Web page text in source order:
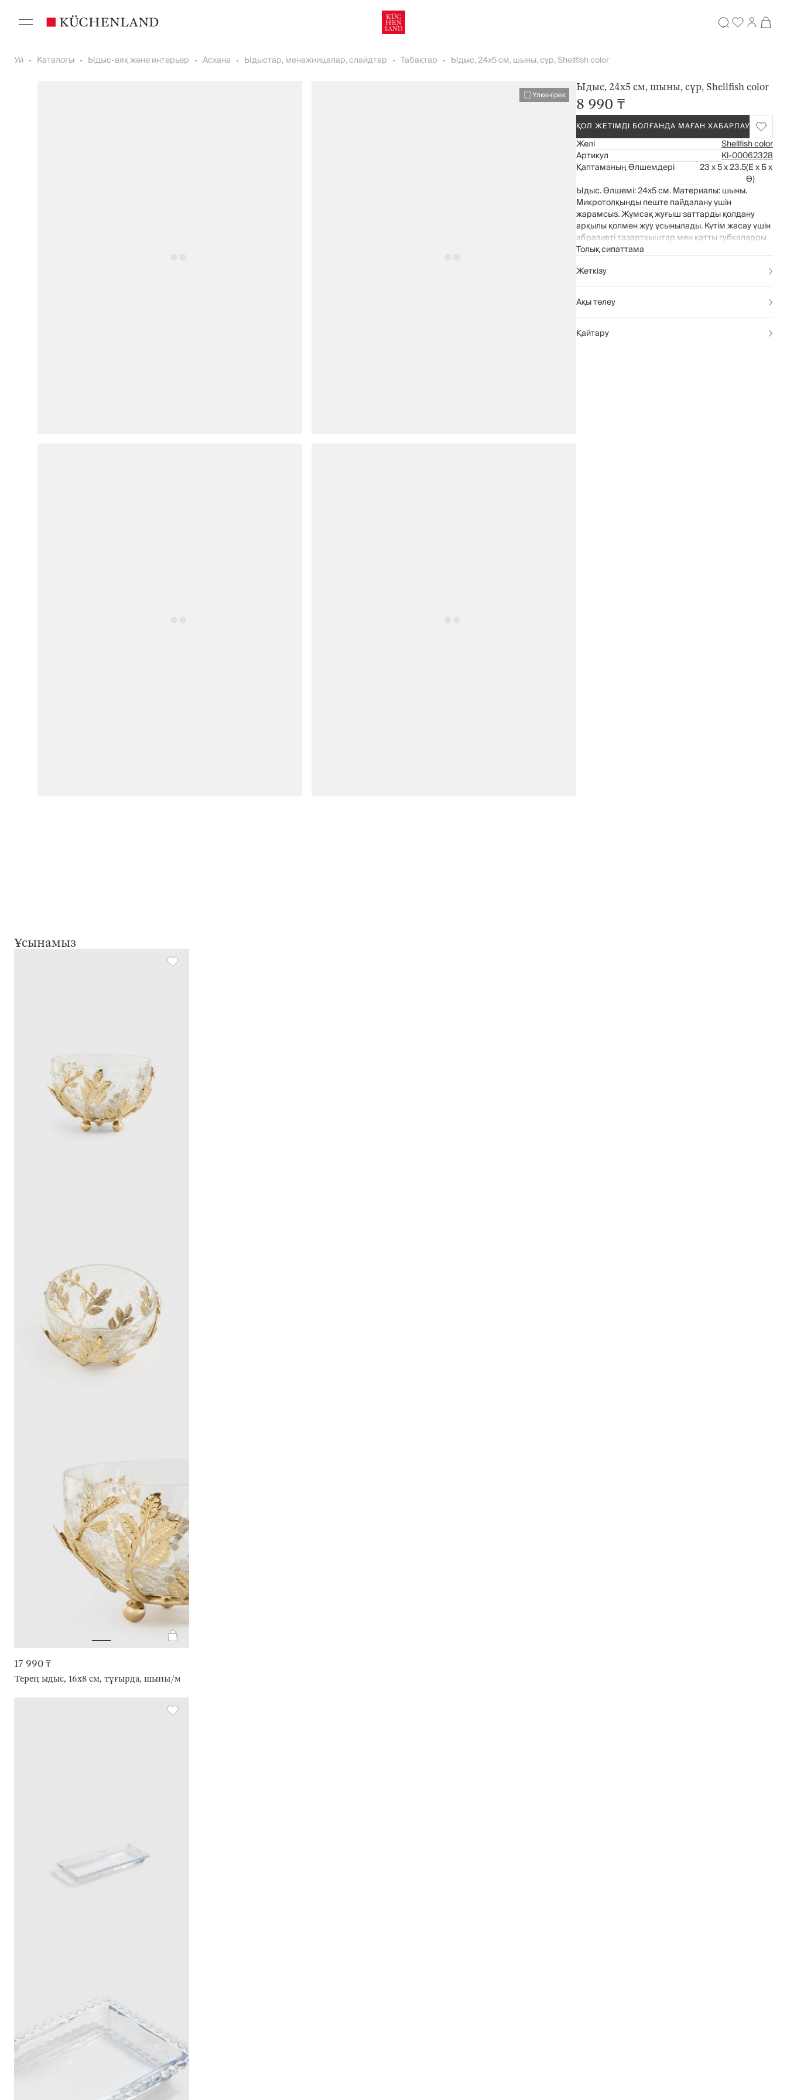
Уй Каталогы Ыдыс-аяқ және интерьер Асхана Ыдыстар, менажницалар, слайдтар Табақтар Ыдыс, 24х5 см, шыны, сұр, Shellfish color
Үлкенірек
Ыдыс, 24х5 см, шыны, сұр, Shellfish color
8 990 ₸
ҚОЛ ЖЕТІМДІ БОЛҒАНДА МАҒАН ХАБАРЛАУ
Желі
Shellfish color
Артикул
Kl-00062328
Қаптаманың Өлшемдері
23 x 5 x 23.5(Е x Б x
Ө)
Ыдыс. Өлшемі: 24х5 см. Материалы: шыны.
Микротолқынды пеште пайдалану үшін
жарамсыз. Жұмсақ жуғыш заттарды қолдану
арқылы қолмен жуу ұсынылады. Күтім жасау үшін
абразивті тазартқыштар мен қатты губкаларды
қолданбаңыз. Ыдыс жуғыш машинада жууға
Толық сипаттама
Жеткізу
Ақы төлеу
Қайтару
Ұсынамыз
17 990 ₸
Терең ыдыс, 16х8 см, тұғырда, шыны/металл, алтын түстес, Жапырақтар, Fantastic gold